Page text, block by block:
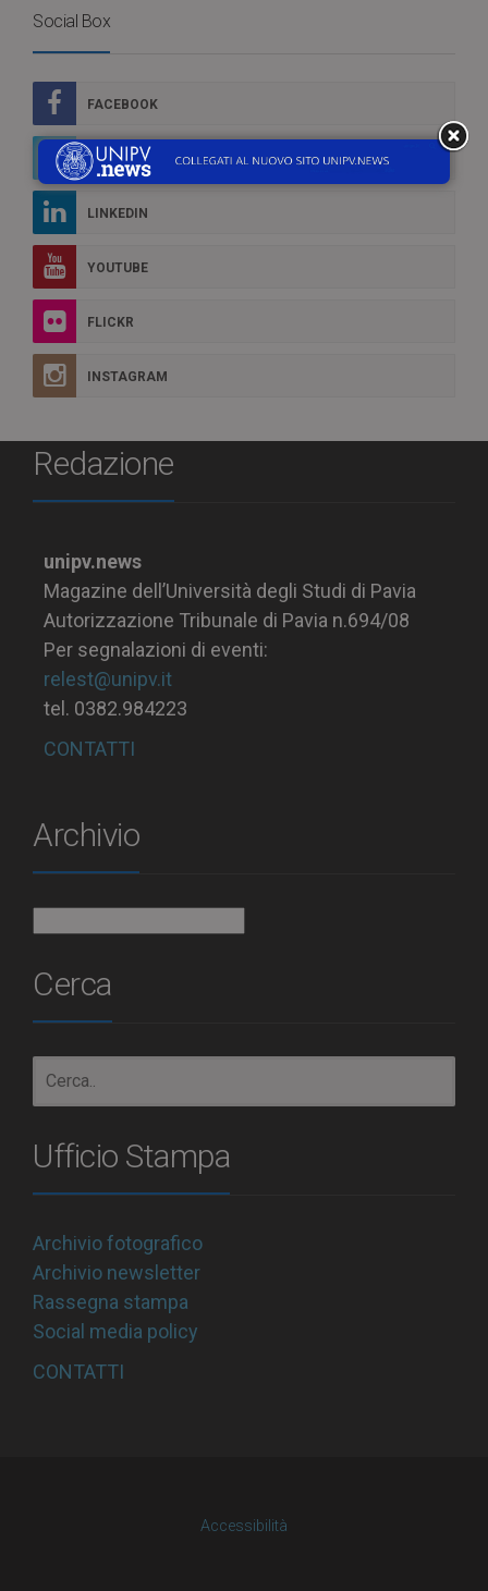
Social Box
FACEBOOK
TWITTER
LINKEDIN
YOUTUBE
FLICKR
INSTAGRAM
Redazione
unipv.news
Magazine dell’Università degli Studi di Pavia
Autorizzazione Tribunale di Pavia n.694/08
Per segnalazioni di eventi:
relest@unipv.it
tel. 0382.984223
CONTATTI
Archivio
Cerca
Ufficio Stampa
Archivio fotografico
Archivio newsletter
Rassegna stampa
Social media policy
CONTATTI
Accessibilità